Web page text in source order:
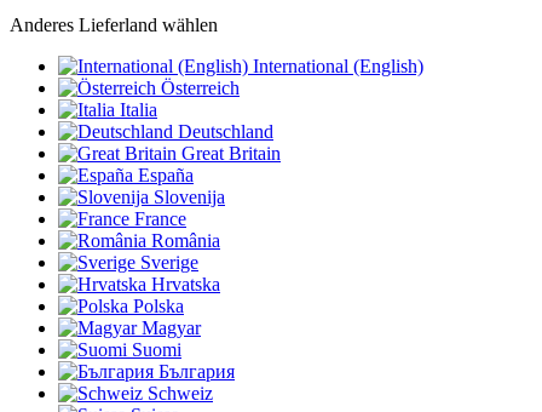
Anderes Lieferland wählen
International (English)
Österreich
Italia
Deutschland
Great Britain
España
Slovenija
France
România
Sverige
Hrvatska
Polska
Magyar
Suomi
България
Schweiz